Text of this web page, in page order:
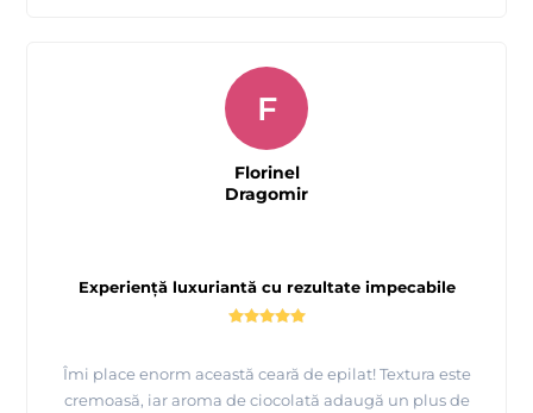
Experiență luxuriantă cu rezultate impecabile
Îmi place enorm această ceară de epilat! Textura este
cremoasă, iar aroma de ciocolată adaugă un plus de
F
Florinel
Dragomir